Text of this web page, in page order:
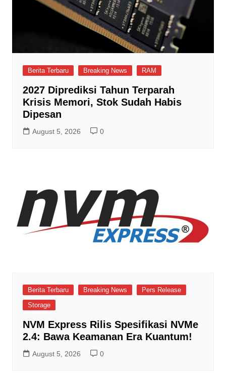
Berita Terbaru Breaking News RAM
2027 Diprediksi Tahun Terparah
Krisis Memori, Stok Sudah Habis
Dipesan
August 5, 2026 0
Berita Terbaru Breaking News
Pers Release
Storage
NVM Express Rilis Spesifikasi NVMe
2.4: Bawa Keamanan Era Kuantum!
August 5, 2026 0